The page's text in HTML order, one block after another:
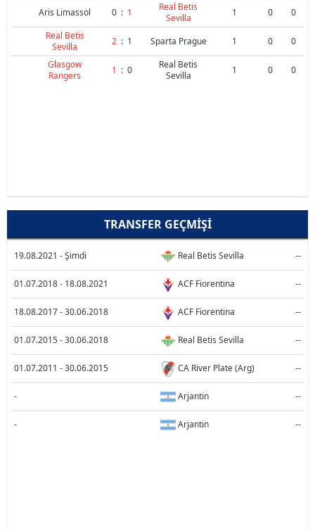
Aris Limassol 0 : 1
Real Betis
Sevilla
1 0
0
Real Betis
Sevilla
2 : 1 Sparta Prague 1 0
0
Glasgow
Rangers
1 : 0
Real Betis
Sevilla
1 0 0
TRANSFER GEÇMIŞI
19.08.2021 - Şimdi Real Betis Sevilla --
01.07.2018 - 18.08.2021 ACF Fiorentina --
18.08.2017 - 30.06.2018 ACF Fiorentina --
01.07.2015 - 30.06.2018 Real Betis Sevilla --
01.07.2011 - 30.06.2015 CA River Plate (Arg) --
- Arjantin --
- Arjantin --